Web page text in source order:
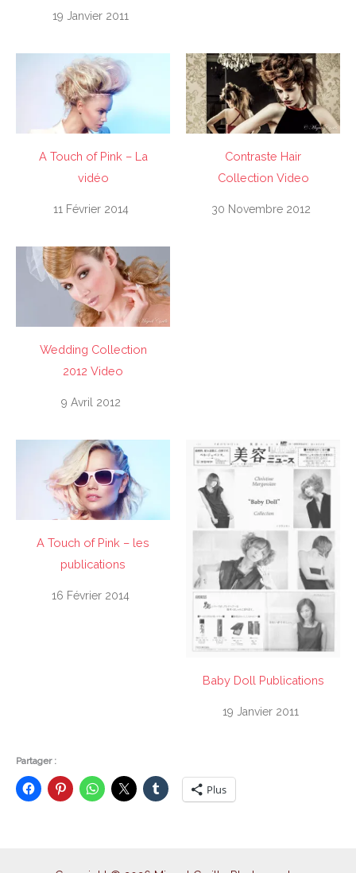
19 Janvier 2011
A Touch of Pink – La
vidéo
11 Février 2014
Contraste Hair
Collection Video
30 Novembre 2012
Wedding Collection
2012 Video
9 Avril 2012
A Touch of Pink – les
publications
16 Février 2014
Baby Doll Publications
19 Janvier 2011
Partager :
Plus